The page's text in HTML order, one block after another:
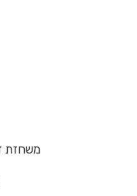
משחזת זוית 5'